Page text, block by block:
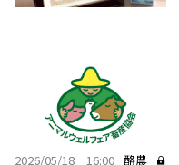
2026/05/18 16:00 酪農